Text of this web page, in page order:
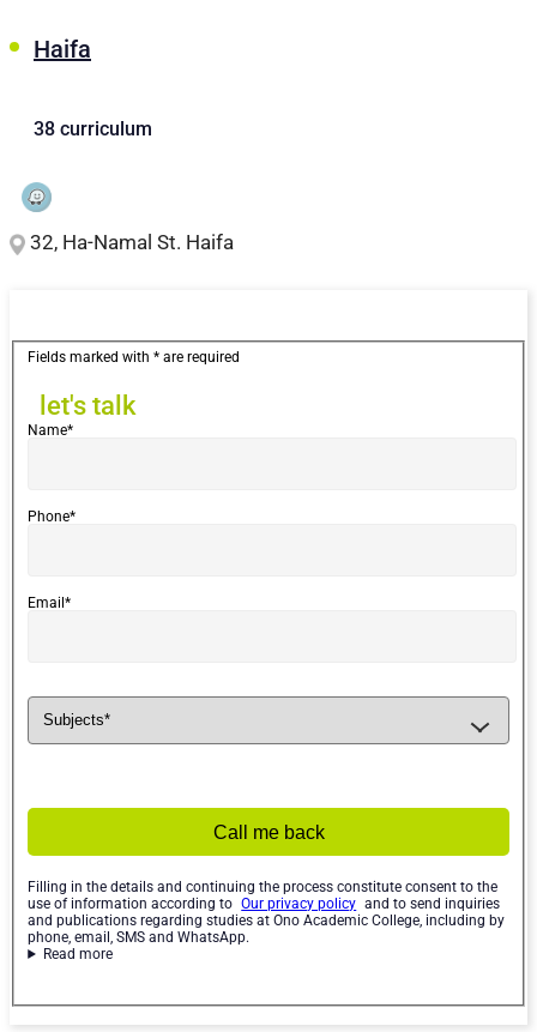
Haifa
38 curriculum
32, Ha-Namal St. Haifa
talk
Fields marked with * are required
let's talk
Name*
Phone*
Email*
Call me back
Filling in the details and continuing the process constitute consent to the
use of information according to Our privacy policy and to send inquiries
and publications regarding studies at Ono Academic College, including by
phone, email, SMS and WhatsApp.
Read more